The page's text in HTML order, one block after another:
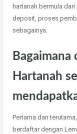
hartanah bermula
deposit, proses
sebagainya.
Bagaimana
Hartanah
Pertama dan
berdaftar dengan